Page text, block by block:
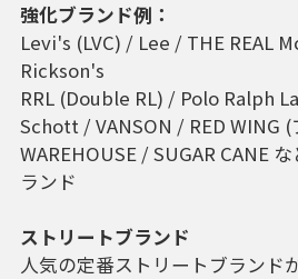
強化ブランド例：
Levi's (LVC) / Lee / THE REAL
Rickson's
RRL (Double RL) / Polo Ralph
Schott / VANSON / RED WING
WAREHOUSE / SUGAR CANE
ランド
ストリートブランド
人気の定番ストリートブランド